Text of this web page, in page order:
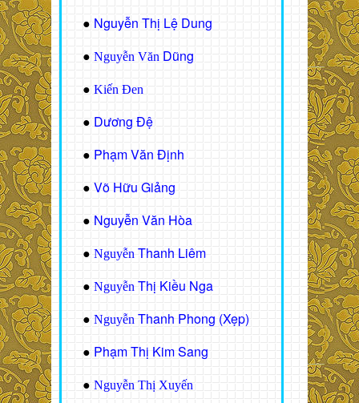
● Nguyễn Thị Lệ Dung
● Nguyễn Văn Dũng
● Kiến Đen
● Dương Đệ
● Phạm Văn Định
● Võ Hữu Giảng
● Nguyễn Văn Hòa
● Nguyễn Thanh Liêm
● Nguyễn Thị Kiều Nga
● Nguyễn Thanh Phong (Xẹp)
● Phạm Thị Kim Sang
● Nguyễn Thị Xuyến